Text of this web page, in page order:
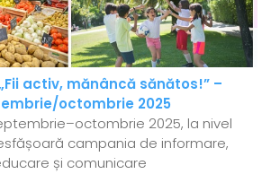
activ, mănâncă sănătos!” –
octombrie 2025
2025, la nivel
campania de informare,
și comunicare